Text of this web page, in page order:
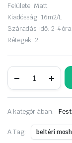
Felülete: Matt
Kiadósság: 16m2/L
Száradási idő: 2-4 óra
Rétegek: 2
EasyCare
liter
csupor
A kategóriában:
A Tag: beltéri